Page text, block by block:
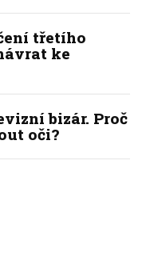
třetího
ke
bizár. Proč
oči?